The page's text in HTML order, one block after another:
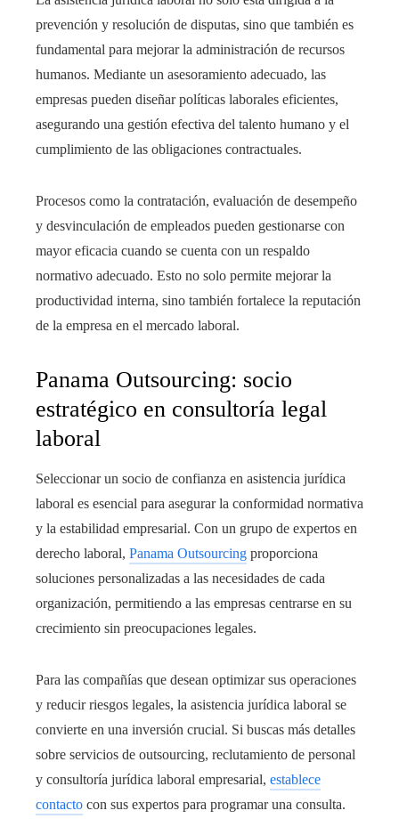
prevención y resolución de disputas, sino que también es
fundamental para mejorar la administración de recursos
humanos. Mediante un asesoramiento adecuado, las
empresas pueden diseñar políticas laborales eficientes,
asegurando una gestión efectiva del talento humano y el
cumplimiento de las obligaciones contractuales.
Procesos como la contratación, evaluación de desempeño
y desvinculación de empleados pueden gestionarse con
mayor eficacia cuando se cuenta con un respaldo
normativo adecuado. Esto no solo permite mejorar la
productividad interna, sino también fortalece la reputación
de la empresa en el mercado laboral.
Panama Outsourcing: socio
estratégico en consultoría legal
laboral
Seleccionar un socio de confianza en asistencia jurídica
laboral es esencial para asegurar la conformidad normativa
y la estabilidad empresarial. Con un grupo de expertos en
derecho laboral, Panama Outsourcing proporciona
soluciones personalizadas a las necesidades de cada
organización, permitiendo a las empresas centrarse en su
crecimiento sin preocupaciones legales.
Para las compañías que desean optimizar sus operaciones
y reducir riesgos legales, la asistencia jurídica laboral se
convierte en una inversión crucial. Si buscas más detalles
sobre servicios de outsourcing, reclutamiento de personal
y consultoría jurídica laboral empresarial, establece
contacto con sus expertos para programar una consulta.